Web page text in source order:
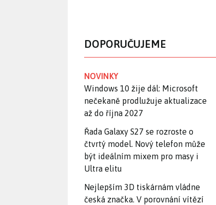
DOPORUČUJEME
NOVINKY
Windows 10 žije dál: Microsoft
nečekaně prodlužuje aktualizace
až do října 2027
Řada Galaxy S27 se rozroste o
čtvrtý model. Nový telefon může
být ideálním mixem pro masy i
Ultra elitu
Nejlepším 3D tiskárnám vládne
česká značka. V porovnání vítězí